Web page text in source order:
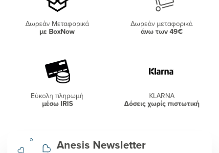
Δωρεάν Μεταφορικά
με BoxNow
Δωρεάν μεταφορικά
άνω των 49€
Εύκολη πληρωμή
μέσω IRIS
KLARNA
Δόσεις χωρίς πιστωτική
Anesis Newsletter